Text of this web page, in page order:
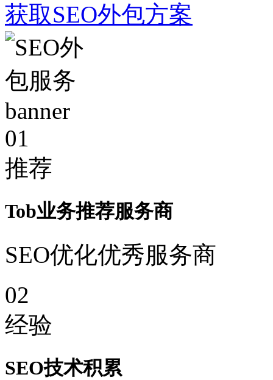
获取SEO外包方案
01
推荐
Tob业务推荐服务商
SEO优化优秀服务商
02
经验
SEO技术积累